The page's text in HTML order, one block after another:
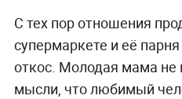
С тех пор отношения
супермаркете и её
откос. Молодая мама не
мысли, что любимый